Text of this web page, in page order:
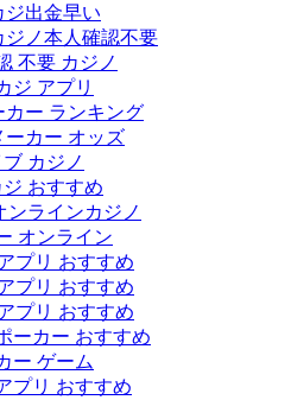
ジ出金早い
ジノ本人確認不要
不要 カジノ
ジ アプリ
カー ランキング
ーカー オッズ
カジノ
おすすめ
ンラインカジノ
オンライン
プリ おすすめ
プリ おすすめ
プリ おすすめ
ーカー おすすめ
ー ゲーム
プリ おすすめ